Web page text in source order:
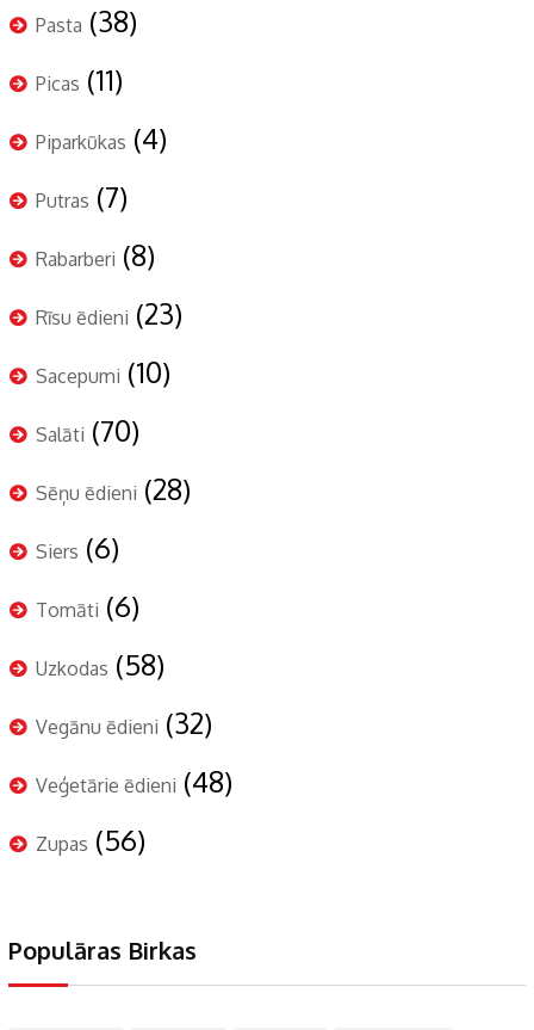
Pasta (38)
Picas (11)
Piparkūkas (4)
Putras (7)
Rabarberi (8)
Rīsu ēdieni (23)
Sacepumi (10)
Salāti (70)
Sēņu ēdieni (28)
Siers (6)
Tomāti (6)
Uzkodas (58)
Vegānu ēdieni (32)
Veģetārie ēdieni (48)
Zupas (56)
Populāras Birkas